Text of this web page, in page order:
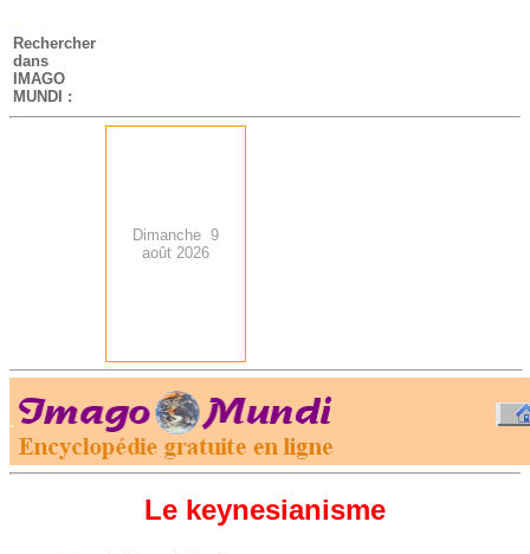
-
Rechercher
dans
IMAGO
MUNDI :
Dimanche 9
août 2026
.
Le keynesianisme